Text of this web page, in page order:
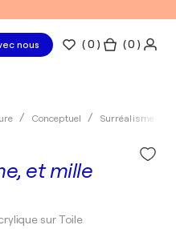
nous (0 ) ( 0 )
Conceptuel Surréalisme
et mille
sur Toile